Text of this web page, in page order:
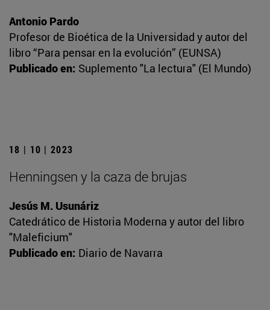
Antonio Pardo
Profesor de Bioética de la Universidad y autor del
libro “Para pensar en la evolución” (EUNSA)
Publicado en: Suplemento "La lectura" (El Mundo)
18 | 10 | 2023
Henningsen y la caza de brujas
Jesús M. Usunáriz
Catedrático de Historia Moderna y autor del libro
"Maleficium"
Publicado en: Diario de Navarra